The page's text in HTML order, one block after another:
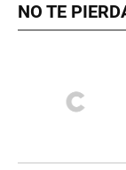
NO TE